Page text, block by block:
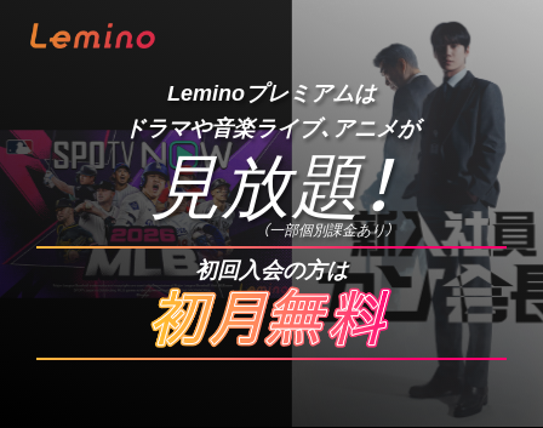
Leminoプレミアムは
ドラマや音楽ライブ、アニメが
見放題！
（一部個別課金あり）
初回入会の方は